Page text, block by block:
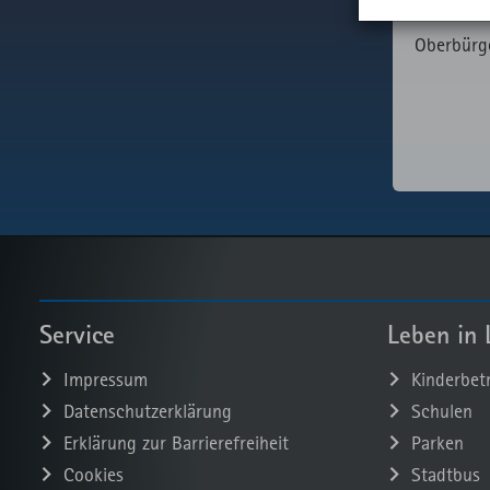
Service
Impressum
Datenschutzerklärung
Erklärung zur Barrierefreiheit
Cookies
Leben in
Schulen
Parken
Stadtbus
Name